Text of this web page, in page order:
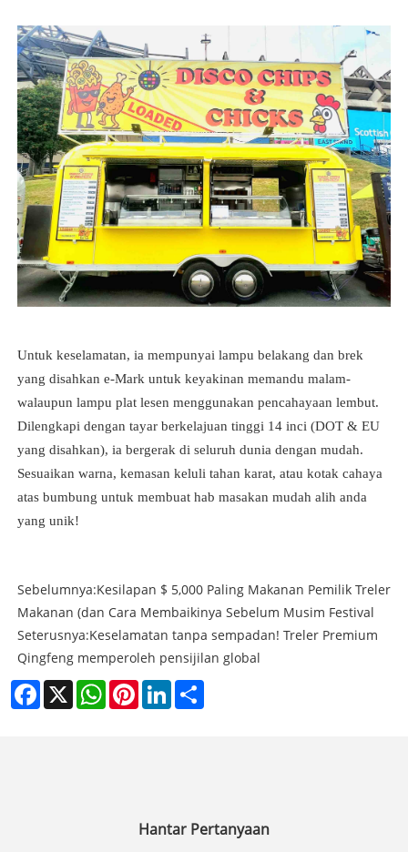
Untuk keselamatan, ia mempunyai lampu belakang dan brek
yang disahkan e-Mark untuk keyakinan memandu malam-
walaupun lampu plat lesen menggunakan pencahayaan lembut.
Dilengkapi dengan tayar berkelajuan tinggi 14 inci (DOT & EU
yang disahkan), ia bergerak di seluruh dunia dengan mudah.
Sesuaikan warna, kemasan keluli tahan karat, atau kotak cahaya
atas bumbung untuk membuat hab masakan mudah alih anda
yang unik!
Sebelumnya:Kesilapan $ 5,000 Paling Makanan Pemilik Treler
Makanan (dan Cara Membaikinya Sebelum Musim Festival
Seterusnya:Keselamatan tanpa sempadan! Treler Premium
Qingfeng memperoleh pensijilan global
Facebook
X WhatsAppPinterestLinkedIn
Hantar Pertanyaan